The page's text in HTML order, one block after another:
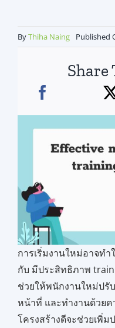
ByThiha Naing Published
Share
การเริ่มงานใหม่อาจท
กับ มีประสิทธิภาพ
ช่วยให้พนักงานใหม่ปรั
หน้าที่ และทำงานด้วย
โครงสร้างดีจะช่วยเพิ่